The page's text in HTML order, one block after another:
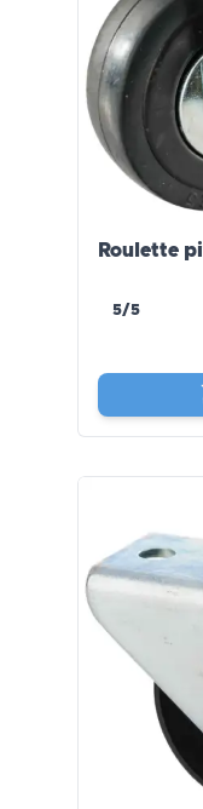
Roulette
5/5